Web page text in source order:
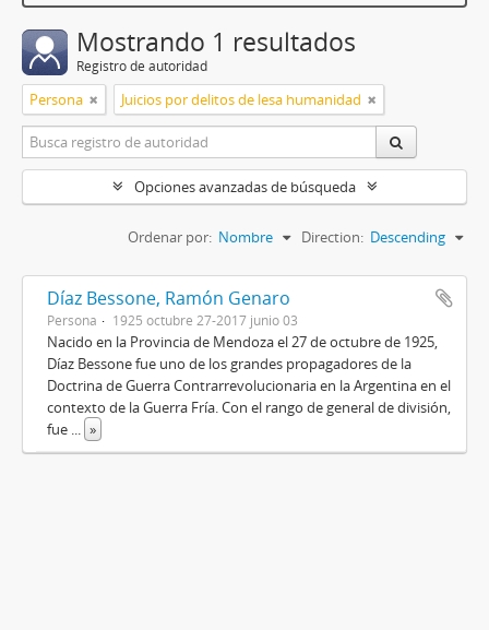
Mostrando 1 resultados
Registro de autoridad
Persona Juicios por delitos de lesa humanidad
Opciones avanzadas de búsqueda
Ordenar por: Nombre Direction: Descending
Díaz Bessone, Ramón Genaro
Persona 1925 octubre 27-2017 junio 03
Nacido en la Provincia de Mendoza el 27 de octubre de 1925,
Díaz Bessone fue uno de los grandes propagadores de la
Doctrina de Guerra Contrarrevolucionaria en la Argentina en el
contexto de la Guerra Fría. Con el rango de general de división,
fue ... »